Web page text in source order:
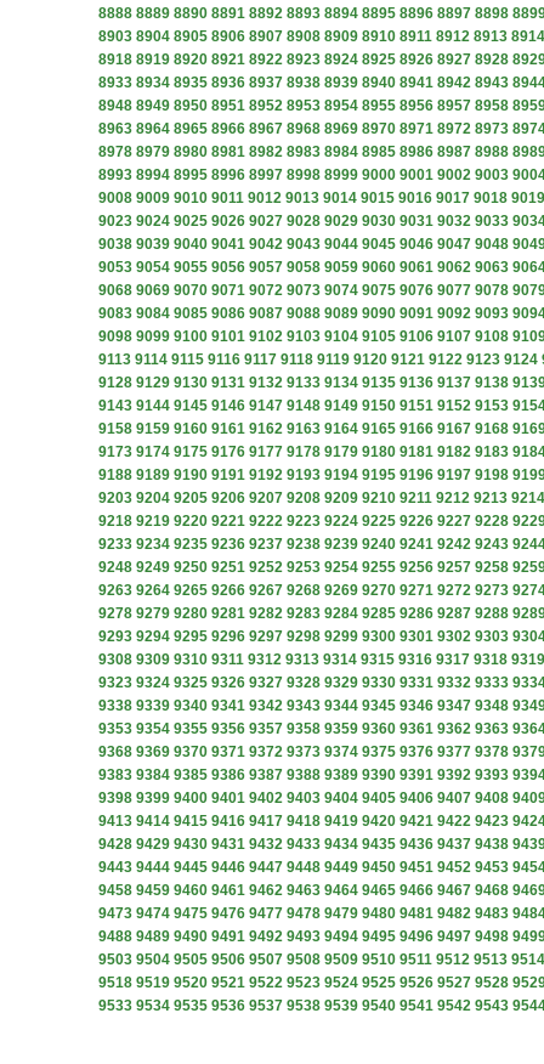
8888 8889 8890 8891 8892 8893 8894 8895 8896 8897 8898
8903 8904 8905 8906 8907 8908 8909 8910 8911 8912 8913 8914
8918 8919 8920 8921 8922 8923 8924 8925 8926 8927 8928
8933 8934 8935 8936 8937 8938 8939 8940 8941 8942 8943
8948 8949 8950 8951 8952 8953 8954 8955 8956 8957 8958
8963 8964 8965 8966 8967 8968 8969 8970 8971 8972 8973
8978 8979 8980 8981 8982 8983 8984 8985 8986 8987 8988
8993 8994 8995 8996 8997 8998 8999 9000 9001 9002 9003
9008 9009 9010 9011 9012 9013 9014 9015 9016 9017 9018 9019
9023 9024 9025 9026 9027 9028 9029 9030 9031 9032 9033
9038 9039 9040 9041 9042 9043 9044 9045 9046 9047 9048
9053 9054 9055 9056 9057 9058 9059 9060 9061 9062 9063
9068 9069 9070 9071 9072 9073 9074 9075 9076 9077 9078
9083 9084 9085 9086 9087 9088 9089 9090 9091 9092 9093
9098 9099 9100 9101 9102 9103 9104 9105 9106 9107 9108
9113 9114 9115 9116 9117 9118 9119 9120 9121 9122 9123 9124
9128 9129 9130 9131 9132 9133 9134 9135 9136 9137 9138
9143 9144 9145 9146 9147 9148 9149 9150 9151 9152 9153
9158 9159 9160 9161 9162 9163 9164 9165 9166 9167 9168
9173 9174 9175 9176 9177 9178 9179 9180 9181 9182 9183
9188 9189 9190 9191 9192 9193 9194 9195 9196 9197 9198
9203 9204 9205 9206 9207 9208 9209 9210 9211 9212 9213 9214
9218 9219 9220 9221 9222 9223 9224 9225 9226 9227 9228
9233 9234 9235 9236 9237 9238 9239 9240 9241 9242 9243
9248 9249 9250 9251 9252 9253 9254 9255 9256 9257 9258
9263 9264 9265 9266 9267 9268 9269 9270 9271 9272 9273
9278 9279 9280 9281 9282 9283 9284 9285 9286 9287 9288
9293 9294 9295 9296 9297 9298 9299 9300 9301 9302 9303
9308 9309 9310 9311 9312 9313 9314 9315 9316 9317 9318 9319
9323 9324 9325 9326 9327 9328 9329 9330 9331 9332 9333
9338 9339 9340 9341 9342 9343 9344 9345 9346 9347 9348
9353 9354 9355 9356 9357 9358 9359 9360 9361 9362 9363
9368 9369 9370 9371 9372 9373 9374 9375 9376 9377 9378
9383 9384 9385 9386 9387 9388 9389 9390 9391 9392 9393
9398 9399 9400 9401 9402 9403 9404 9405 9406 9407 9408
9413 9414 9415 9416 9417 9418 9419 9420 9421 9422 9423
9428 9429 9430 9431 9432 9433 9434 9435 9436 9437 9438
9443 9444 9445 9446 9447 9448 9449 9450 9451 9452 9453
9458 9459 9460 9461 9462 9463 9464 9465 9466 9467 9468
9473 9474 9475 9476 9477 9478 9479 9480 9481 9482 9483
9488 9489 9490 9491 9492 9493 9494 9495 9496 9497 9498
9503 9504 9505 9506 9507 9508 9509 9510 9511 9512 9513 9514
9518 9519 9520 9521 9522 9523 9524 9525 9526 9527 9528
9533 9534 9535 9536 9537 9538 9539 9540 9541 9542 9543